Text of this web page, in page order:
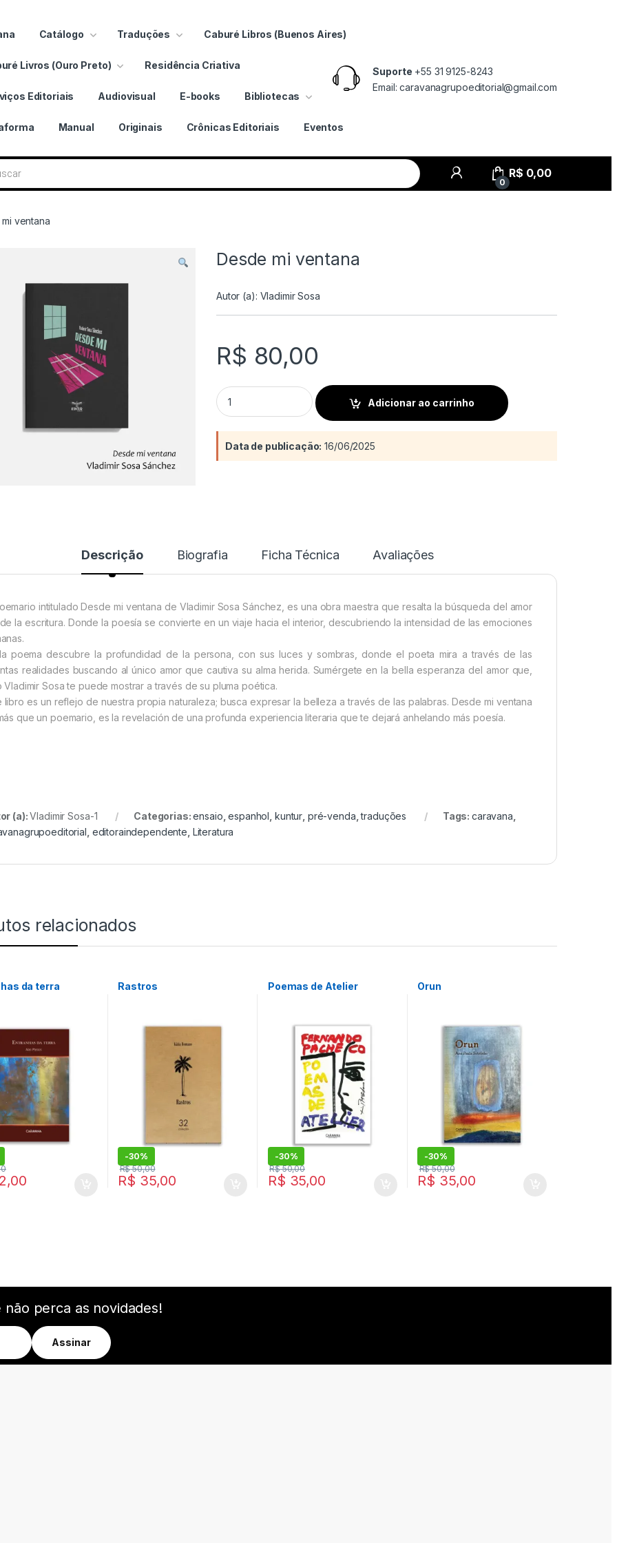
Catálogo Traduções Caburé Libros (Buenos Aires)
Livros (Ouro Preto) Residência Criativa
Editoriais Audiovisual E-books Bibliotecas
Manual Originais Crônicas Editoriais Eventos
Suporte +55 31 9125-8243
Email: caravanagrupoeditorial@gmail.com
0
R$ 0,00
ventana
Desde mi ventana
Autor (a): Vladimir Sosa
R$ 80,00
Desde mi ventana quantity
Adicionar ao carrinho
Data de publicação: 16/06/2025
Descrição Biografia Ficha Técnica Avaliações
intitulado Desde mi ventana de Vladimir Sosa Sánchez, es una obra maestra que resalta la búsqueda del amor
la escritura. Donde la poesía se convierte en un viaje hacia el interior, descubriendo la intensidad de las emociones
poema descubre la profundidad de la persona, con sus luces y sombras, donde el poeta mira a través de las
realidades buscando al único amor que cautiva su alma herida. Sumérgete en la bella esperanza del amor que,
Vladimir Sosa te puede mostrar a través de su pluma poética.
libro es un reflejo de nuestra propia naturaleza; busca expresar la belleza a través de las palabras. Desde mi ventana
que un poemario, es la revelación de una profunda experiencia literaria que te dejará anhelando más poesía.
(a):Vladimir Sosa-1 Categorias:ensaio ,espanhol kuntur pré-venda ,traduções Tags: caravana
editoraindependente Literatura
relacionados
da terra Rastros
-30%
R$ 35,00
R$50,00
Poemas de Atelier
-30%
R$ 35,00
R$50,00
Orun
-30%
R$ 35,00
R$50,00
perca as novidades!